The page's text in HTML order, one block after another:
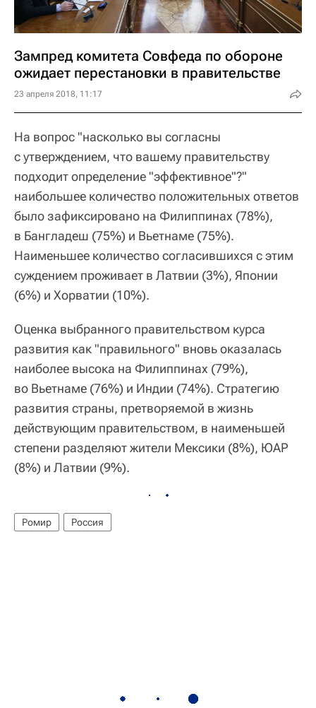
Зампред комитета Совфеда по обороне
ожидает перестановки в правительстве
23 апреля 2018, 11:17
На вопрос "насколько вы согласны
с утверждением, что вашему правительству
подходит определение "эффективное"?"
наибольшее количество положительных ответов
было зафиксировано на Филиппинах (78%),
в Бангладеш (75%) и Вьетнаме (75%).
Наименьшее количество согласившихся с этим
суждением проживает в Латвии (3%), Японии
(6%) и Хорватии (10%).
Оценка выбранного правительством курса
развития как "правильного" вновь оказалась
наиболее высока на Филиппинах (79%),
во Вьетнаме (76%) и Индии (74%). Стратегию
развития страны, претворяемой в жизнь
действующим правительством, в наименьшей
степени разделяют жители Мексики (8%), ЮАР
(8%) и Латвии (9%).
Ромир Россия